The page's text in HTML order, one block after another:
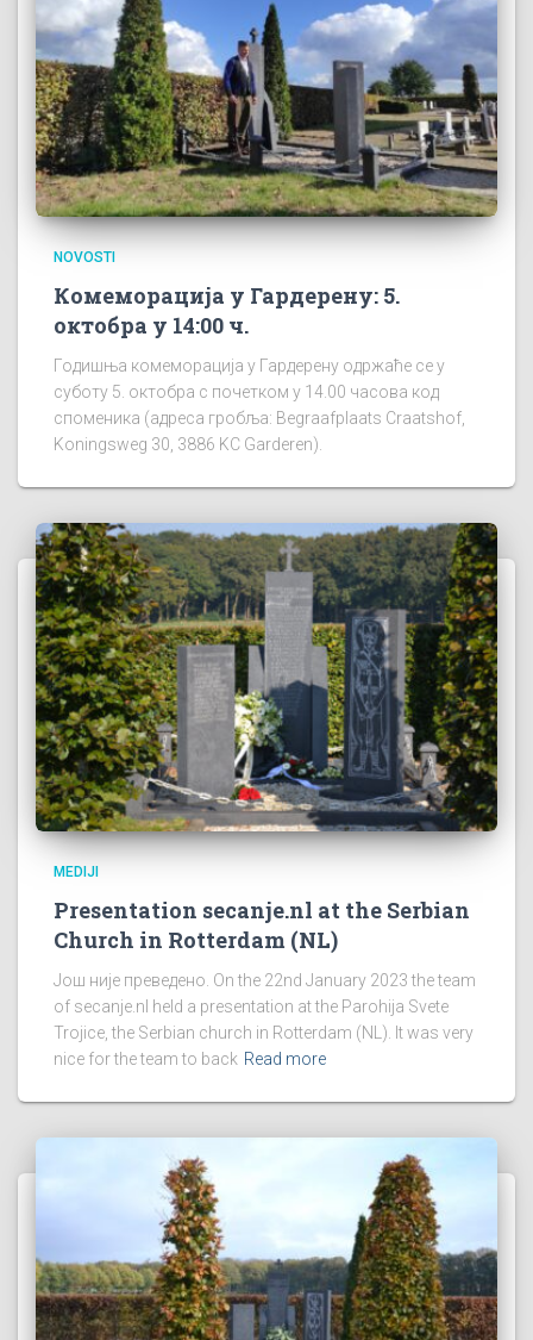
NOVOSTI
Комеморација у Гардерену: 5.
октобра у 14:00 ч.
Годишња комеморација у Гардерену одржаће се у
суботу 5. октобра с почетком у 14.00 часова код
споменика (адреса гробља: Begraafplaats Craatshof,
Koningsweg 30, 3886 KC Garderen).
MEDIJI
Presentation secanje.nl at the Serbian
Church in Rotterdam (NL)
Још није преведено. On the 22nd January 2023 the team
of secanje.nl held a presentation at the Parohija Svete
Trojice, the Serbian church in Rotterdam (NL). It was very
nice for the team to back Read more